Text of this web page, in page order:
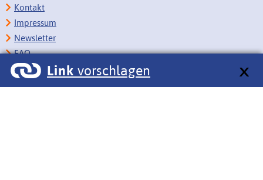
Link vorschlagen
Kontakt
Impressum
Newsletter
FAQ
Copyright